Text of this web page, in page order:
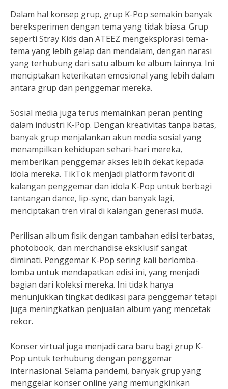
Dalam hal konsep grup, grup K-Pop semakin banyak
bereksperimen dengan tema yang tidak biasa. Grup
seperti Stray Kids dan ATEEZ mengeksplorasi tema-
tema yang lebih gelap dan mendalam, dengan narasi
yang terhubung dari satu album ke album lainnya. Ini
menciptakan keterikatan emosional yang lebih dalam
antara grup dan penggemar mereka.
Sosial media juga terus memainkan peran penting
dalam industri K-Pop. Dengan kreativitas tanpa batas,
banyak grup menjalankan akun media sosial yang
menampilkan kehidupan sehari-hari mereka,
memberikan penggemar akses lebih dekat kepada
idola mereka. TikTok menjadi platform favorit di
kalangan penggemar dan idola K-Pop untuk berbagi
tantangan dance, lip-sync, dan banyak lagi,
menciptakan tren viral di kalangan generasi muda.
Perilisan album fisik dengan tambahan edisi terbatas,
photobook, dan merchandise eksklusif sangat
diminati. Penggemar K-Pop sering kali berlomba-
lomba untuk mendapatkan edisi ini, yang menjadi
bagian dari koleksi mereka. Ini tidak hanya
menunjukkan tingkat dedikasi para penggemar tetapi
juga meningkatkan penjualan album yang mencetak
rekor.
Konser virtual juga menjadi cara baru bagi grup K-
Pop untuk terhubung dengan penggemar
internasional. Selama pandemi, banyak grup yang
menggelar konser online yang memungkinkan